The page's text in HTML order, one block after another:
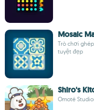
Mosaic
Trò chơi
tuyệt đẹp
Shiro's
Omoté